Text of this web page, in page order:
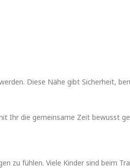
Diese Nähe gibt Sicherheit,
Ihr die gemeinsame Zeit bewusst
zu fühlen. Viele Kinder sind beim